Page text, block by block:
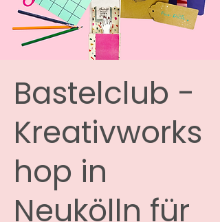
Bastelclub -
Kreativworks
hop in
Neukölln für